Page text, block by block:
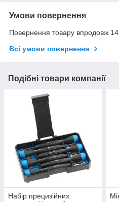
Умови повернення
Повернення товару впродовж 14
Всі умови повернення
Подібні товари компанії
Набір прецизійних